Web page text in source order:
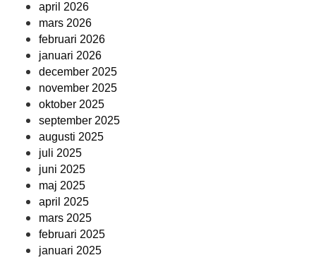
april 2026
mars 2026
februari 2026
januari 2026
december 2025
november 2025
oktober 2025
september 2025
augusti 2025
juli 2025
juni 2025
maj 2025
april 2025
mars 2025
februari 2025
januari 2025